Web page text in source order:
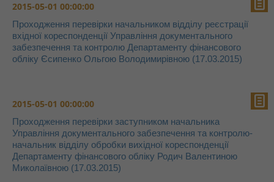
2015-05-01 00:00:00
Проходження перевірки начальником відділу реєстрації
вхідної кореспонденції Управління документального
забезпечення та контролю Департаменту фінансового
обліку Єсипенко Ольгою Володимирівною (17.03.2015)
2015-05-01 00:00:00
Проходження перевірки заступником начальника
Управління документального забезпечення та контролю-
начальник відділу обробки вихідної кореспонденції
Департаменту фінансового обліку Родич Валентиною
Миколаївною (17.03.2015)